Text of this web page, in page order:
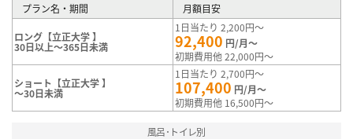
プラン名・期間 月額目安
ロング【立正大学 】
30日以上～365日未満
1日当たり 2,200円～
92,400 円/月～
初期費用他 22,000円～
ショート【立正大学 】
～30日未満
1日当たり 2,700円～
107,400 円/月～
初期費用他 16,500円～
風呂･トイレ別